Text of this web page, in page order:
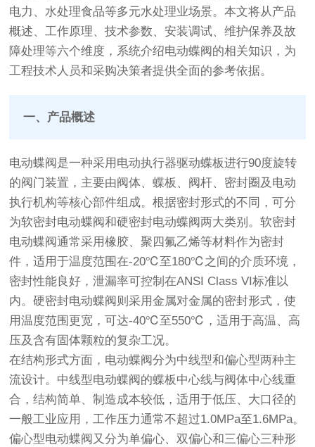
电力、水处理食品等多元水处理业场景。本文将从产品
概述、工作原理、技术参数、安装调试、维护保养及故
障处理等六个维度，系统介绍电动蝶阀的相关知识，为
工程技术人员和采购决策者提供全面的参考依据。
一、产品概述
电动蝶阀是一种采用电动执行器驱动蝶板进行90度旋转
的阀门装置，主要由阀体、蝶板、阀杆、密封圈及电动
执行机构等核心部件组成。根据密封形式的不同，可分
为软密封电动蝶阀和硬密封电动蝶阀两大类别。软密封
电动蝶阀通常采用橡胶、聚四氟乙烯等材料作为密封
件，适用于温度范围在-20℃至180℃之间的介质环境，
密封性能良好，泄漏率可控制在ANSI Class VI标准以
内。硬密封电动蝶阀则采用金属对金属的密封形式，使
用温度范围更宽，可达-40℃至550℃，适用于高温、高
压及含有固体颗粒的复杂工况。
在结构形式方面，电动蝶阀分为中线型和偏心型两种主
流设计。中线型电动蝶阀的蝶板中心线与阀体中心线重
合，结构简单、制造成本较低，适用于低压、大口径的
一般工业应用，工作压力通常不超过1.0MPa至1.6MPa。
偏心型电动蝶阀又分为单偏心、双偏心和三偏心三种形